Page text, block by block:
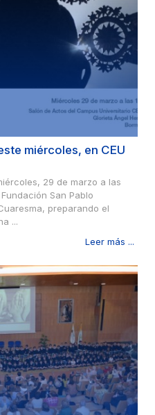
miércoles, en CEU
29 de marzo a las
San Pablo
preparando el
...
Leer más ...